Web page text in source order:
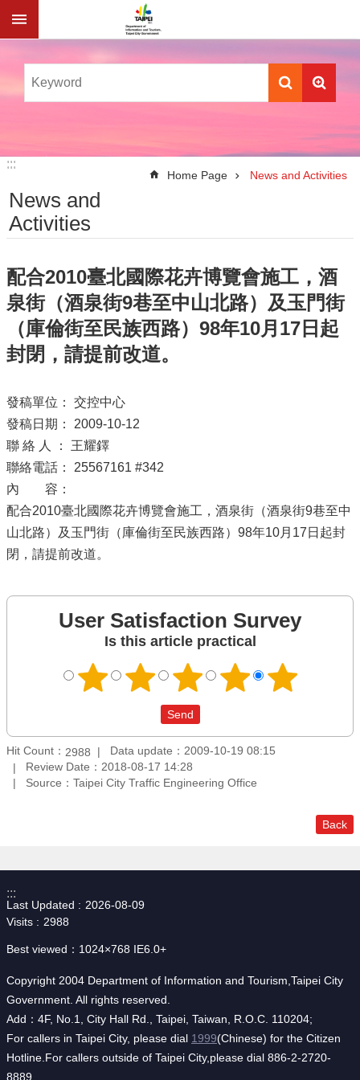
Jump to the content zone at the center
:::
:::
Home Page News and Activities
News and
Activities
配合2010臺北國際花卉博覽會施工，酒
泉街（酒泉街9巷至中山北路）及玉門街
（庫倫街至民族西路）98年10月17日起
封閉，請提前改道。
發稿單位： 交控中心
發稿日期： 2009-10-12
聯 絡 人 ： 王耀鐸
聯絡電話： 25567161 #342
內 容：
配合2010臺北國際花卉博覽會施工，酒泉街（酒泉街9巷至中
山北路）及玉門街（庫倫街至民族西路）98年10月17日起封
閉，請提前改道。
User Satisfaction Survey
Is this article practical
Hit Count： 2988
Data update：2009-10-19 08:15
Review Date：2018-08-17 14:28
Source：Taipei City Traffic Engineering Office
Back
:::
Last Updated
2026-08-09
Visits
2988
Best viewed：1024×768 IE6.0+
Copyright 2004 Department of Information and Tourism,Taipei City
Government. All rights reserved.
Add：4F, No.1, City Hall Rd., Taipei, Taiwan, R.O.C. 110204;
For callers in Taipei City, please dial 1999(Chinese) for the Citizen
Hotline.For callers outside of Taipei City,please dial 886-2-2720-
8889.